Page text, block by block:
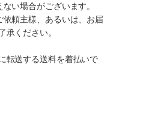
い場合がございます。
頼主様、あるいは、お届
ください。
転送する送料を着払いで